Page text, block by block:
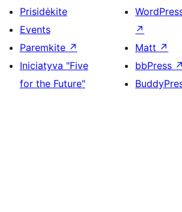
Prisidėkite
Events
Paremkite ↗
Iniciatyva "Five
for the Future"
↗
Matt ↗
bbPress ↗